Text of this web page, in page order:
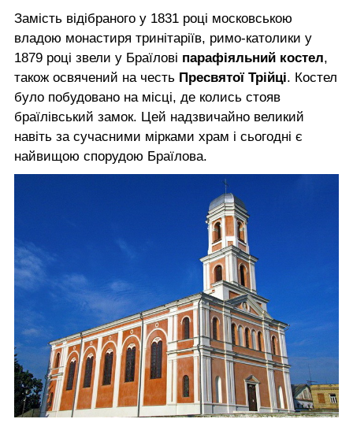
Замість відібраного у 1831 році московською
владою монастиря тринітаріїв, римо-католики у
1879 році звели у Браїлові парафіяльний костел,
також освячений на честь Пресвятої Трійці. Костел
було побудовано на місці, де колись стояв
браїлівський замок. Цей надзвичайно великий
навіть за сучасними мірками храм і сьогодні є
найвищою спорудою Браїлова.